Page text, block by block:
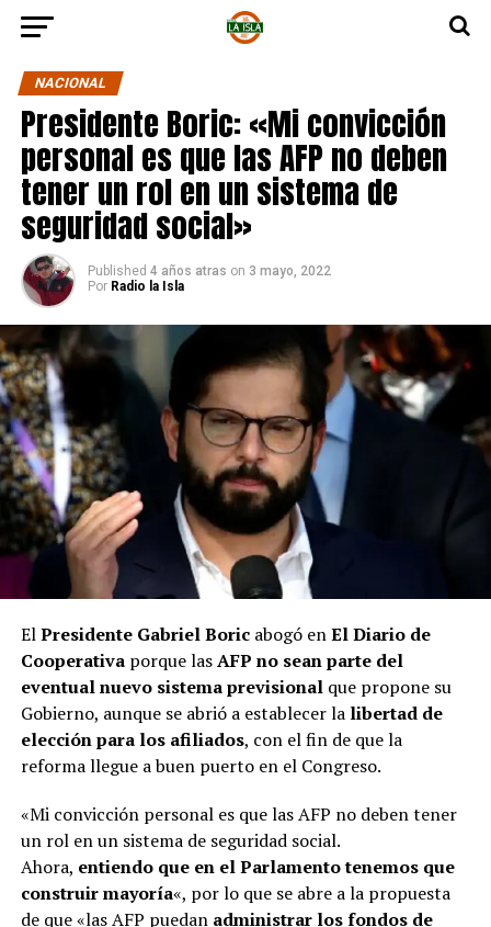
NACIONAL
Presidente Boric: «Mi convicción
personal es que las AFP no deben
tener un rol en un sistema de
seguridad social»
Published 4 años atras on 3 mayo, 2022
Por Radio la Isla
ElPresidente Gabriel Boricabogó enEl Diario de
Cooperativaporque lasAFP no sean parte del
eventual nuevo sistema previsionalque propone su
Gobierno, aunque se abrió a establecer la libertad de
elección para los afiliados, con el fin de que la
reforma llegue a buen puerto en el Congreso.
«Mi convicción personal es que las AFP no deben tener
un rol en un sistema de seguridad social.
Ahora, entiendo que en el Parlamento tenemos que
construir mayoría«, por lo que se abre a la propuesta
de que «las AFP puedan administrar los fondos de